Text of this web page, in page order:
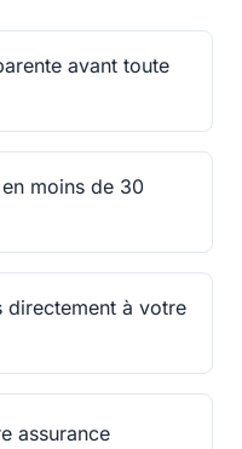
avant toute
moins de 30
directement à votre
assurance